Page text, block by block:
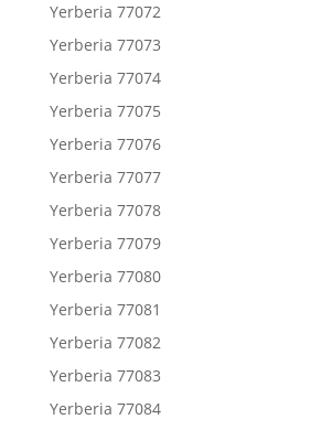
Yerberia 77072
Yerberia 77073
Yerberia 77074
Yerberia 77075
Yerberia 77076
Yerberia 77077
Yerberia 77078
Yerberia 77079
Yerberia 77080
Yerberia 77081
Yerberia 77082
Yerberia 77083
Yerberia 77084